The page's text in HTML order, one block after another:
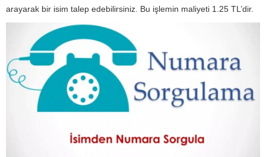
arayarak bir isim talep edebilirsiniz. Bu işlemin maliyeti 1.25 TL’dir.